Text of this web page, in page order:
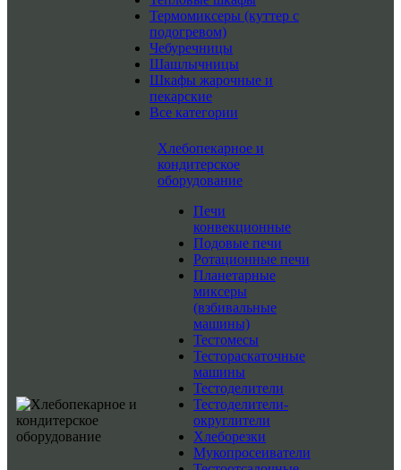
Термомиксеры (куттер с
подогревом)
Чебуречницы
Шашлычницы
Шкафы жарочные и
пекарские
Все категории
Хлебопекарное и
кондитерское
оборудование
Печи
конвекционные
Подовые печи
Ротационные печи
Планетарные
миксеры
(взбивальные
машины)
Тестомесы
Тестораскаточные
машины
Тестоделители
Тестоделители-
округлители
Хлеборезки
Мукопросеиватели